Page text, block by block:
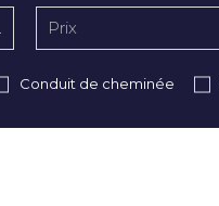
Conduit de cheminée